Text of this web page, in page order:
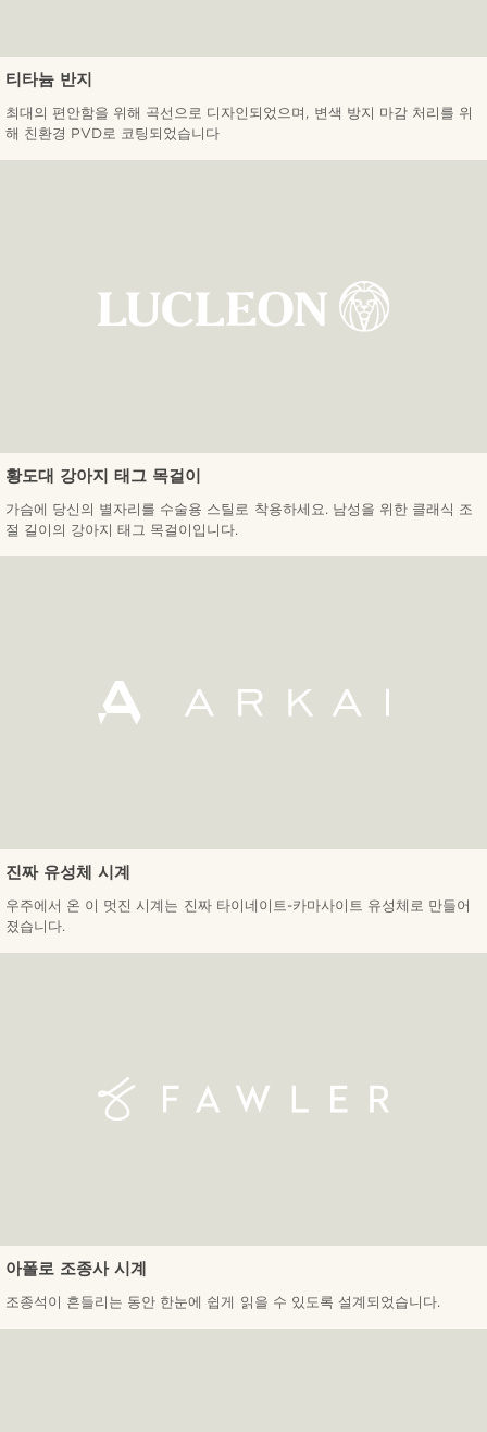
티타늄 반지
최대의 편안함을 위해 곡선으로 디자인되었으며, 변색 방지 마감 처리를 위
해 친환경 PVD로 코팅되었습니다
황도대 강아지 태그 목걸이
가슴에 당신의 별자리를 수술용 스틸로 착용하세요. 남성을 위한 클래식 조
절 길이의 강아지 태그 목걸이입니다.
진짜 유성체 시계
우주에서 온 이 멋진 시계는 진짜 타이네이트-카마사이트 유성체로 만들어
졌습니다.
아폴로 조종사 시계
조종석이 흔들리는 동안 한눈에 쉽게 읽을 수 있도록 설계되었습니다.